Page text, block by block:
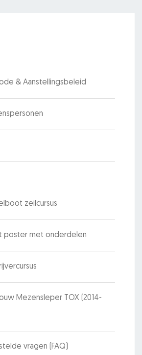
& Aanstellingsbeleid
zeilcursus
poster met onderdelen
Mezensleper TOX (2014-
vragen (FAQ)